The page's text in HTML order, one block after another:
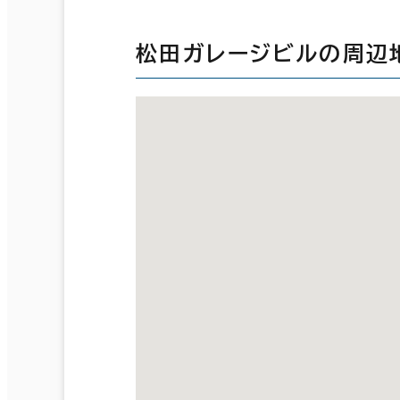
松田ガレージビルの周辺